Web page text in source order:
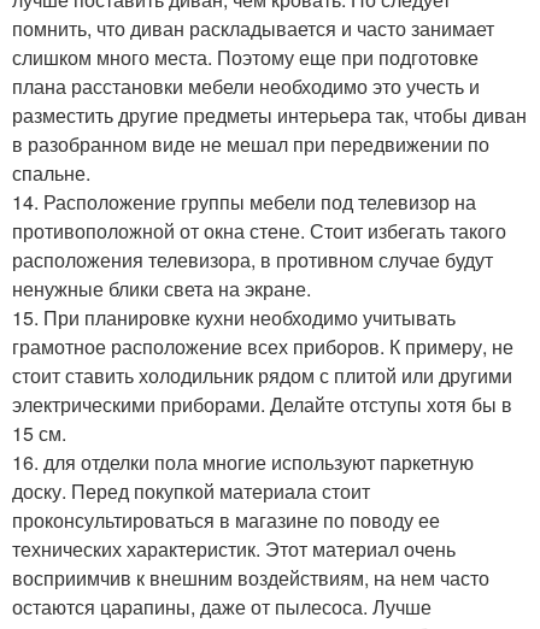
помнить, что диван раскладывается и часто занимает
слишком много места. Поэтому еще при подготовке
плана расстановки мебели необходимо это учесть и
разместить другие предметы интерьера так, чтобы диван
в разобранном виде не мешал при передвижении по
спальне.
14. Расположение группы мебели под телевизор на
противоположной от окна стене. Стоит избегать такого
расположения телевизора, в противном случае будут
ненужные блики света на экране.
15. При планировке кухни необходимо учитывать
грамотное расположение всех приборов. К примеру, не
стоит ставить холодильник рядом с плитой или другими
электрическими приборами. Делайте отступы хотя бы в
15 см.
16. для отделки пола многие используют паркетную
доску. Перед покупкой материала стоит
проконсультироваться в магазине по поводу ее
технических характеристик. Этот материал очень
восприимчив к внешним воздействиям, на нем часто
остаются царапины, даже от пылесоса. Лучше